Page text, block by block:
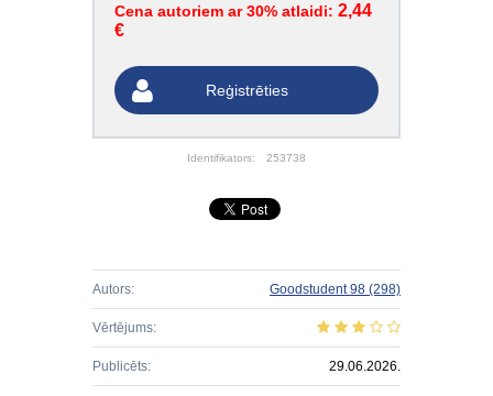
Cena autoriem ar 30% atlaidi: 2,44
€
Reģistrēties
Identifikators: 253738
Autors: Goodstudent 98 (298)
Vērtējums:
Publicēts: 29.06.2026.